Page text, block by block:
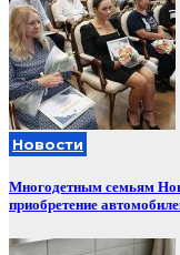
Новости
Многодетным семьям
приобретение